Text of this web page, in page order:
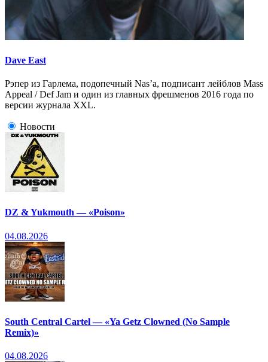
Dave East
Рэпер из Гарлема, подопечный Nas’a, подписант лейблов Mass
Appeal / Def Jam и один из главных фрешменов 2016 года по
версии журнала XXL.
Новости
DZ & Yukmouth — «Poison»
04.08.2026
South Central Cartel — «Ya Getz Clowned (No Sample
Remix)»
04.08.2026